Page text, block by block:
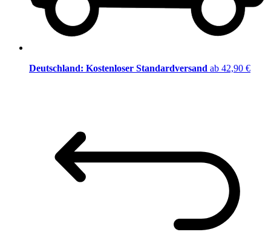
Deutschland: Kostenloser Standardversand ab 42,90 €